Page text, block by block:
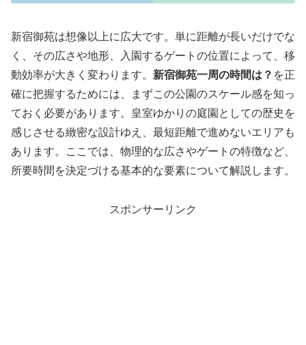
新宿御苑は想像以上に広大です。単に距離が長いだけでな
く、その広さや地形、入園するゲートの位置によって、移
動効率が大きく変わります。 新宿御苑一周の時間は？ を正
確に把握するためには、まずこの公園のスケール感を知っ
ておく必要があります。皇室ゆかりの庭園としての歴史を
感じさせる緻密な設計ゆえ、最短距離で進めないエリアも
あります。ここでは、物理的な広さやゲートの特徴など、
所要時間を決定づける基本的な要素について解説します。
スポンサーリンク